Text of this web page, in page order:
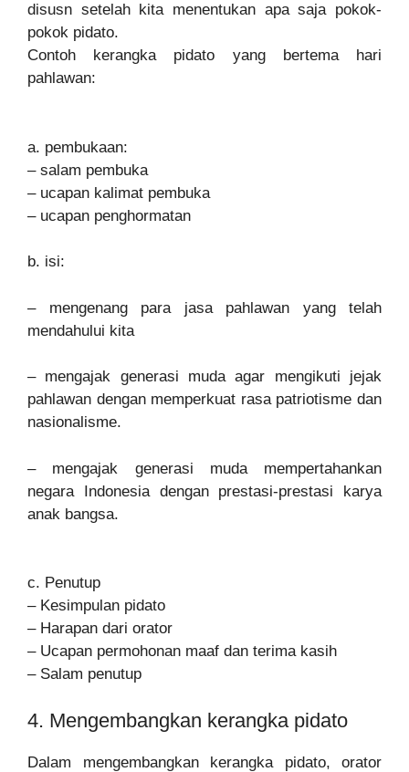
disusn setelah kita menentukan apa saja pokok-
pokok pidato.
Contoh kerangka pidato yang bertema hari
pahlawan:
a. pembukaan:
– salam pembuka
– ucapan kalimat pembuka
– ucapan penghormatan
b. isi:
– mengenang para jasa pahlawan yang telah
mendahului kita
– mengajak generasi muda agar mengikuti jejak
pahlawan dengan memperkuat rasa patriotisme dan
nasionalisme.
– mengajak generasi muda mempertahankan
negara Indonesia dengan prestasi-prestasi karya
anak bangsa.
c. Penutup
– Kesimpulan pidato
– Harapan dari orator
– Ucapan permohonan maaf dan terima kasih
– Salam penutup
4. Mengembangkan kerangka pidato
Dalam mengembangkan kerangka pidato, orator